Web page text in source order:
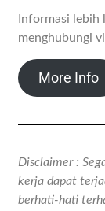
Informasi
menghubungi
More Info
Disclaimer :
kerja dapat
berhati-hati